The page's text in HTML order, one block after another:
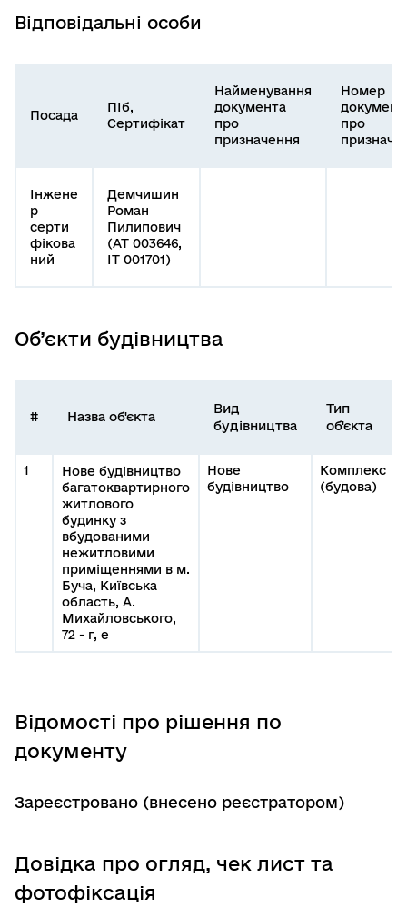
Відповідальні особи
Посада
ПІб,
Сертифікат
Найменування
документа
про
призначення
Номер
про
Інжене
р
серти
фікова
ний
Демчишин
Роман
Пилипович
(АТ 003646,
ІТ 001701)
Об’єкти будівництва
# Назва об'єкта
Вид
будівництва
Тип
об'єкта
1
Нове будівництво
багатоквартирного
житлового
будинку з
вбудованими
нежитловими
приміщеннями в м.
Буча, Київська
область, А.
Михайловського,
72 - г, е
Нове
будівництво
Комплекс
(будова)
Відомості про рішення по
документу
Зареєстровано (внесено реєстратором)
Довідка про огляд, чек лист та
фотофіксація